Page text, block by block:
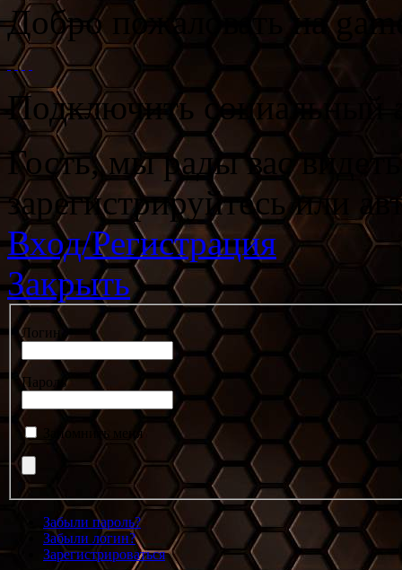
Добро пожаловать на
Подключить социальный
Гость, мы рады вас
зарегистрируйтесь или
Вход/Регистрация
Закрыть
Логин
Пароль
Запомнить меня
Забыли пароль?
Забыли логин?
Зарегистрироваться